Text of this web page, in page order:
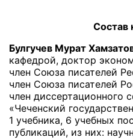
Состав
Булгучев Мурат
кафедрой, доктор
член Союза писателей
член Союза писателей
член диссертационного
«Чеченский
1 учебника, 6 учебных
публикаций, из них: